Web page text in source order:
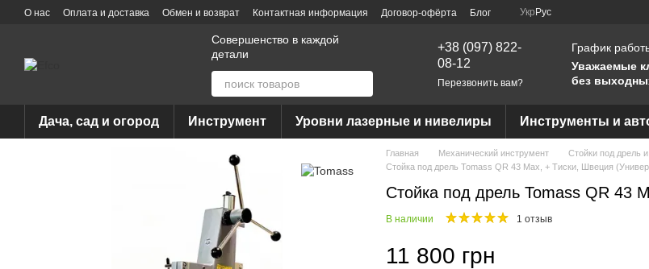
Перейти к основному контенту
О нас Оплата и доставка Обмен и возврат Контактная информация Договор-офёрта Блог Укр Рус
Совершенство в каждой
детали
+38 (097) 822-
08-12
Перезвонить вам?
График
Уважаемые
без
Дача, сад и огород Инструмент Уровни лазерные и нивелиры Инструменты и
Главная Механический инструмент Стойки под дрель и
Стойка под дрель Tomass QR 43 Max, + Тиски, Швеция
Стойка под дрель Tomass QR 43
В наличии 1 отзыв
11 800 грн